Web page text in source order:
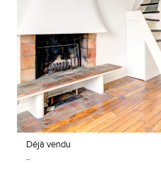
Déjà vendu
-